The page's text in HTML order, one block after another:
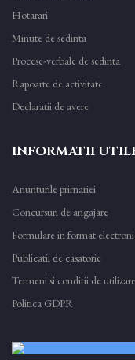
Hotarari
Minute de sedinta
Procese-verbale de sedinta
Rapoarte de activitate
Declaratii de avere
INFORMATII
Anunturile primariei
Concursuri de angajare
Formulare in format
Publicatii de casatorie
Termeni si conditii de
Politica GDPR